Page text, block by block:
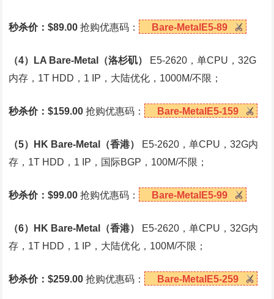
秒杀价：$89.00 抢购优惠码： Bare-MetalE5-89
（4）LA Bare-Metal（洛杉矶）
E5-2620，单CPU，32G
内存，1T HDD，1 IP，大陆优化，1000M/不限；
秒杀价：$159.00 抢购优惠码： Bare-MetalE5-159
（5）HK Bare-Metal（香港）
E5-2620，单CPU，32G内
存，1T HDD，1 IP，国际BGP，100M/不限；
秒杀价：$99.00 抢购优惠码： Bare-MetalE5-99
（6）HK Bare-Metal（香港）
E5-2620，单CPU，32G内
存，1T HDD，1 IP，大陆优化，100M/不限；
秒杀价：$259.00 抢购优惠码： Bare-MetalE5-259